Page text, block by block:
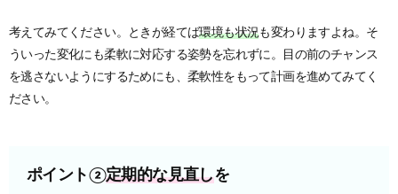
考えてみてください。ときが経てば環境も状況も変わりますよね。そ
ういった変化にも柔軟に対応する姿勢を忘れずに。目の前のチャンス
を逃さないようにするためにも、柔軟性をもって計画を進めてみてく
ださい。
ポイント②定期的な見直しを